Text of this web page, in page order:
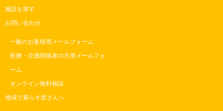
施設を探す
お問い合わせ
一般のお客様用メールフォーム
医療・介護関係者の方用メールフォ
ーム
オンライン無料相談
地域で暮らす皆さんへ